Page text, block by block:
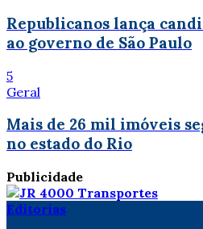
Republicanos lança
ao governo de São Paulo
5
Geral
Mais de 26 mil imóveis
no estado do Rio
Publicidade
Editorias